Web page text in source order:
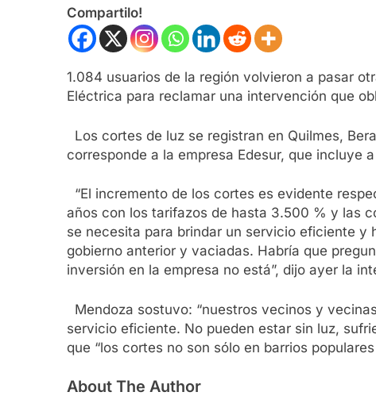
Compartilo!
1.084 usuarios de la región volvieron a pasar
Eléctrica para reclamar una intervención que
Los cortes de luz se registran en Quilmes,
corresponde a la empresa Edesur, que incluye
“El incremento de los cortes es evidente
años con los tarifazos de hasta 3.500 % y las
se necesita para brindar un servicio eficiente y
gobierno anterior y vaciadas. Habría que
inversión en la empresa no está”, dijo ayer la
Mendoza sostuvo: “nuestros vecinos y
servicio eficiente. No pueden estar sin luz,
que “los cortes no son sólo en barrios
About The Author